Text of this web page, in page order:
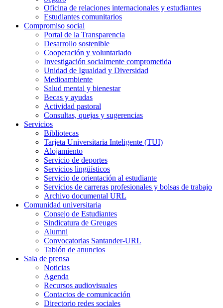
Oficina de relaciones internacionales y estudiantes
Estudiantes comunitarios
Compromiso social
Portal de la Transparencia
Desarrollo sostenible
Cooperación y voluntariado
Investigación socialmente comprometida
Unidad de Igualdad y Diversidad
Medioambiente
Salud mental y bienestar
Becas y ayudas
Actividad pastoral
Consultas, quejas y sugerencias
Servicios
Bibliotecas
Tarjeta Universitaria Inteligente (TUI)
Alojamiento
Servicio de deportes
Servicios lingüísticos
Servicio de orientación al estudiante
Servicios de carreras profesionales y bolsas de trabajo
Archivo documental URL
Comunidad universitaria
Consejo de Estudiantes
Sindicatura de Greuges
Alumni
Convocatorias Santander-URL
Tablón de anuncios
Sala de prensa
Noticias
Agenda
Recursos audiovisuales
Contactos de comunicación
Directorio redes sociales